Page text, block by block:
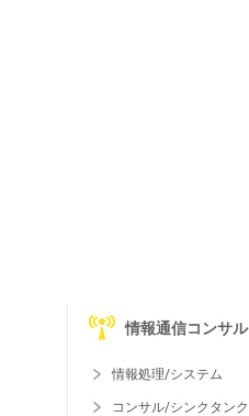
情報通信コンサル
情報処理/システム
コンサル/シンクタンク